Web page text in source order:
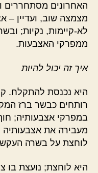
האחרונים מסתחררים
מצמצה שוב, ועדיין –
לא-קיימות, נקיות;
ממפרקי האצבעות.
איך זה יכול להיות
היא נכנסת להתקלח.
רותחים כבשר ברז
במפרקי אצבעותיה;
מעבירה את אצבעותיה
לוחצת על בשרה
היא לוחצת; נועצת בו